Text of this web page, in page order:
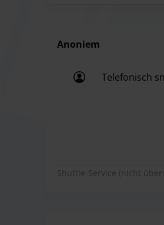
Anoniem
Telefonisch
Shuttle-Service (nicht